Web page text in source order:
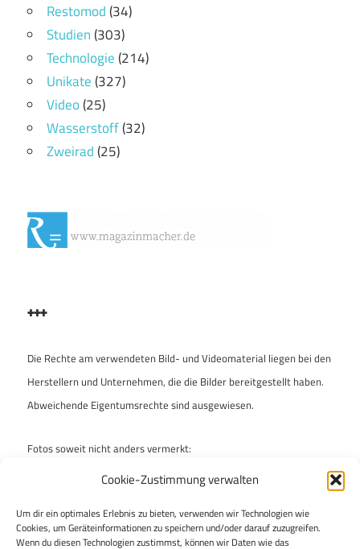
Cookie-Zustimmung verwalten
Um dir ein optimales Erlebnis zu bieten, verwenden wir Technologien wie
Cookies, um Geräteinformationen zu speichern und/oder darauf zuzugreifen.
Wenn du diesen Technologien zustimmst, können wir Daten wie das
Restomod(34)
Studien(303)
Technologie(214)
Unikate(327)
Video(25)
Wasserstoff(32)
Zweirad(25)
+++
Die Rechte am verwendeten Bild- und Videomaterial liegen bei den
Herstellern und Unternehmen, die die Bilder bereitgestellt haben.
Abweichende Eigentumsrechte sind ausgewiesen.
Fotos soweit nicht anders vermerkt:
Archiv „enzo & ferdinand“
„enzo & ferdinand“ ist bei der Auswahl der Fotos mit Umsicht
vorgegangen, um keine Rechte Dritter zu verletzen. Falls dies